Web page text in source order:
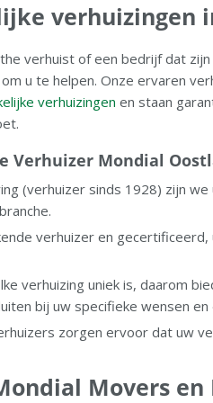
verhuizingen
verhuist of een bedrijf dat
u te helpen. Onze ervaren
verhuizingen en staan
Verhuizer Mondial
(verhuizer sinds 1928) zijn
verhuizer en
verhuizing uniek is, daarom
bij uw specifieke wensen en
zorgen ervoor dat uw
Movers en